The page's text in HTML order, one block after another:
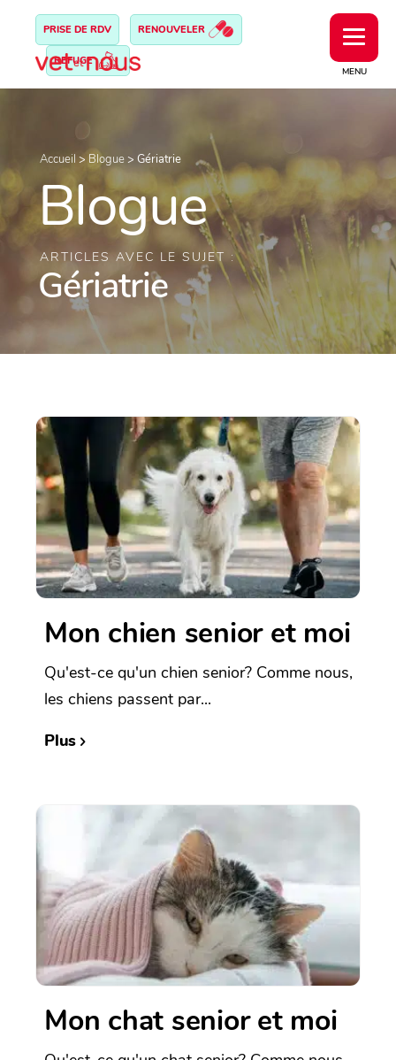
MENU
PRISE DE RDV RENOUVELER
REFUGE
Accueil > Blogue> Gériatrie
Blogue
ARTICLES AVEC LE SUJET :
Gériatrie
Mon chien senior et moi
Qu'est-ce qu'un chien senior? Comme nous,
les chiens passent par...
Plus
Mon chat senior et moi